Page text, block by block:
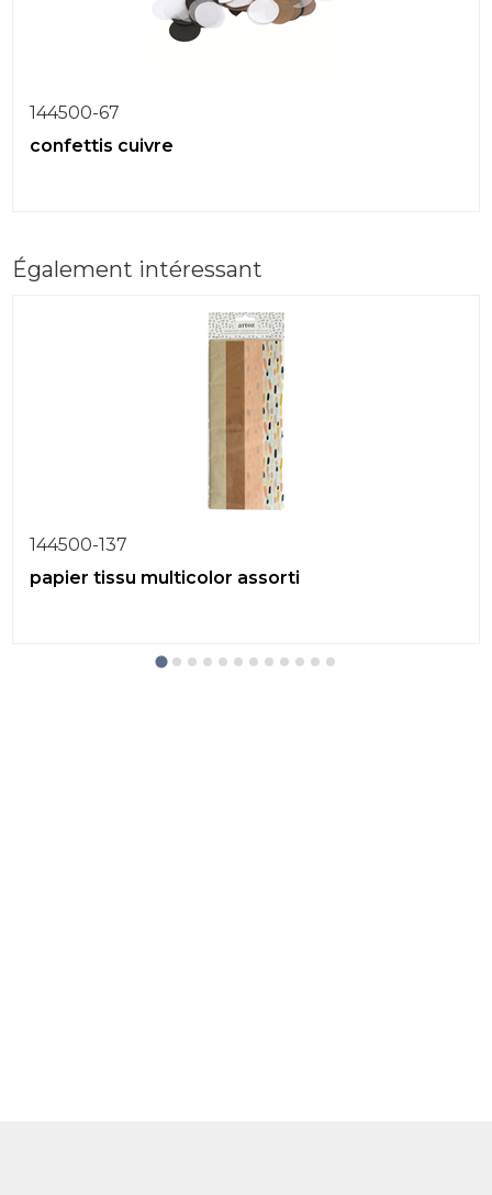
144500-67
confettis cuivre
Également intéressant
144500-137
papier tissu multicolor assorti